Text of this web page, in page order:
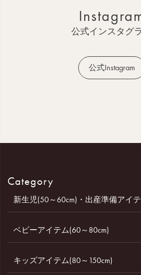
公式インスタグ
公式Instagram
Category
新生児(50～60cm)・出産準備アイ
ベビーアイテム(60～80cm)
キッズアイテム(80～150cm)